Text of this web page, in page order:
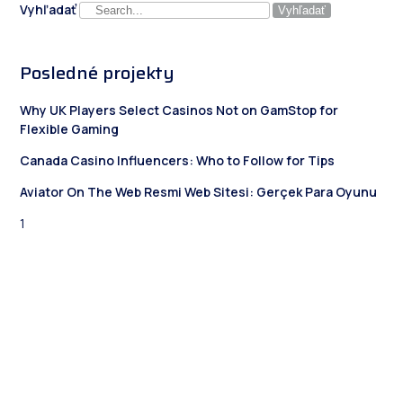
Vyhľadať Vyhľadať
Posledné projekty
Why UK Players Select Casinos Not on GamStop for
Flexible Gaming
Canada Casino Influencers: Who to Follow for Tips
Aviator On The Web Resmi Web Sitesi: Gerçek Para Oyunu